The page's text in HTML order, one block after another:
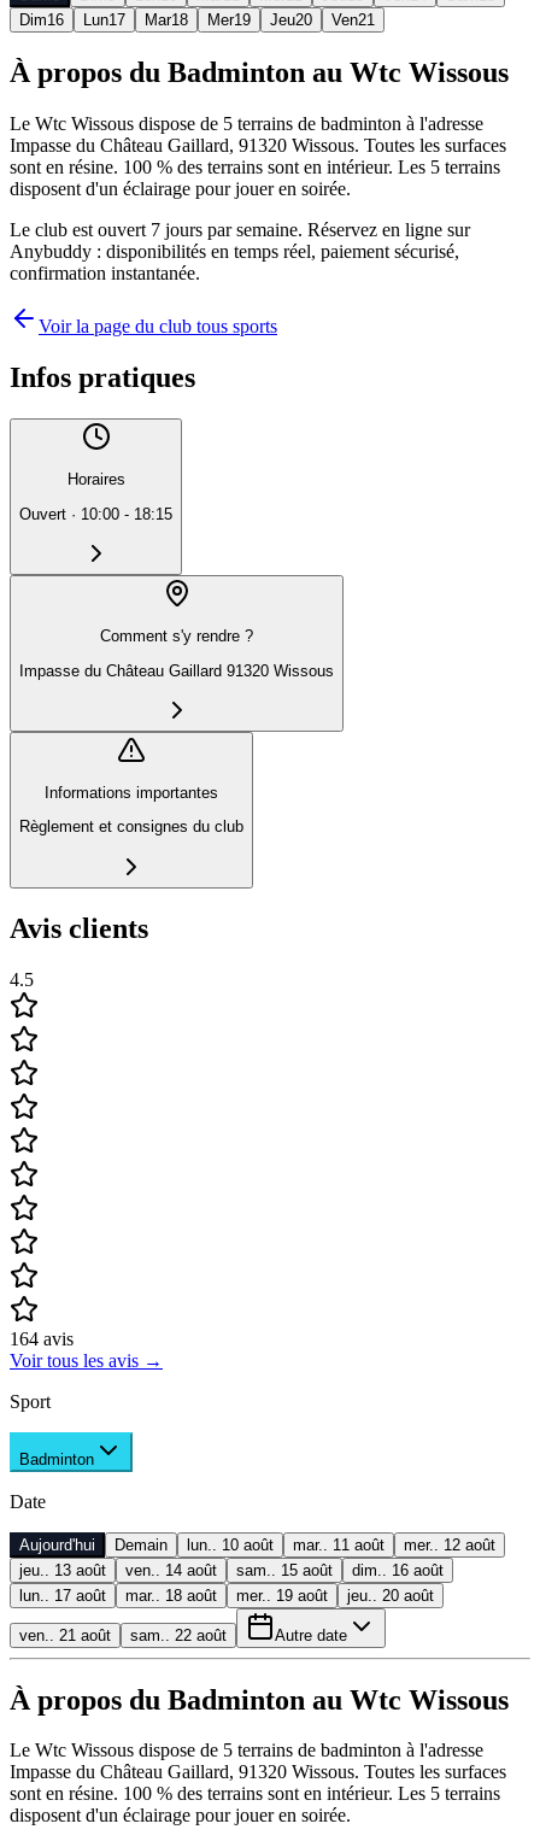
Dim16 Lun17 Mar18 Mer19 Jeu20 Ven21
À propos du Badminton au Wtc Wissous
Le Wtc Wissous dispose de 5 terrains de badminton à l'adresse
Impasse du Château Gaillard, 91320 Wissous. Toutes les surfaces
sont en résine. 100 % des terrains sont en intérieur. Les 5 terrains
disposent d'un éclairage pour jouer en soirée.
Le club est ouvert 7 jours par semaine. Réservez en ligne sur
Anybuddy : disponibilités en temps réel, paiement sécurisé,
confirmation instantanée.
Voir la page du club tous sports
Infos pratiques
Horaires
Ouvert · 10:00 - 18:15
Comment s'y rendre ?
Impasse du Château Gaillard 91320 Wissous
Informations importantes
Règlement et consignes du club
Avis clients
4.5
164 avis
Voir tous les avis →
Sport
Badminton
Date
Aujourd'hui Demain lun.. 10 août mar.. 11 août
mer.. 12 août
jeu.. 13 août
ven.. 14 août sam.. 15 août
dim.. 16 août
lun.. 17 août
mar.. 18 août mer.. 19 août jeu.. 20 août
ven.. 21 août sam.. 22 août Autre date
À propos du Badminton au Wtc Wissous
Le Wtc Wissous dispose de 5 terrains de badminton à l'adresse
Impasse du Château Gaillard, 91320 Wissous. Toutes les surfaces
sont en résine. 100 % des terrains sont en intérieur. Les 5 terrains
disposent d'un éclairage pour jouer en soirée.